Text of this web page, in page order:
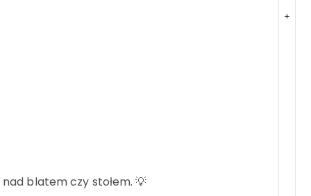
+
blatem czy stołem. 💡